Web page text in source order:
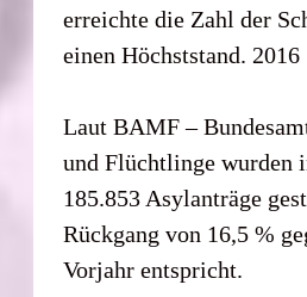
erreichte die Zahl der
einen Höchststand. 2016
Laut BAMF –
und Flüchtlinge wurden
185.853 Asylanträge
Rückgang von 16,5 %
Vorjahr entspricht.